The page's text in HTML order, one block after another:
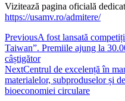
Vizitează pagina oficială
https://usamv.ro/admitere/
PreviousA fost lansată
Taiwan”. Premiile ajung la
câștigător
NextCentrul de excelență în
materialelor, subproduselor și
bioeconomiei circulare